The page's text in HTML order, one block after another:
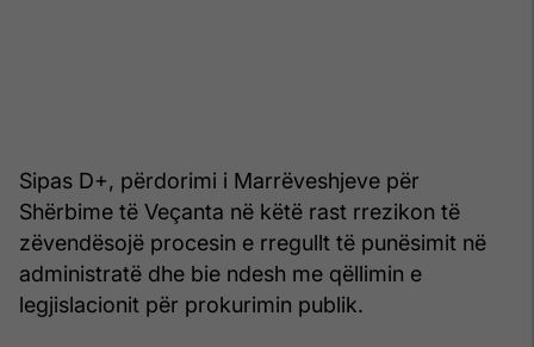
Sipas D+, përdorimi i Marrëveshjeve për
Shërbime të Veçanta në këtë rast rrezikon të
zëvendësojë procesin e rregullt të punësimit në
administratë dhe bie ndesh me qëllimin e
legjislacionit për prokurimin publik.